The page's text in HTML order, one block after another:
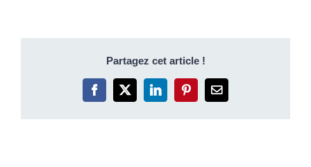
Partagez cet article !
Facebook
X LinkedInPinterestEmail